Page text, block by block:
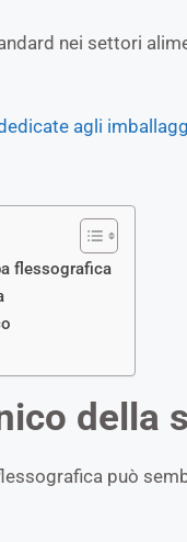
nei settori
agli
flessografica
della
può